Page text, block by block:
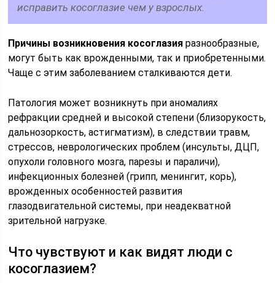
исправить косоглазие чем у взрослых.
Причины возникновения косоглазия разнообразные,
могут быть как врожденными, так и приобретенными.
Чаще с этим заболеванием сталкиваются дети.
Патология может возникнуть при аномалиях
рефракции средней и высокой степени (близорукость,
дальнозоркость, астигматизм), в следствии травм,
стрессов, неврологических проблем (инсульты, ДЦП,
опухоли головного мозга, парезы и параличи),
инфекционных болезней (грипп, менингит, корь),
врожденных особенностей развития
глазодвигательной системы, при неадекватной
зрительной нагрузке.
Что чувствуют и как видят люди c
косоглазием?